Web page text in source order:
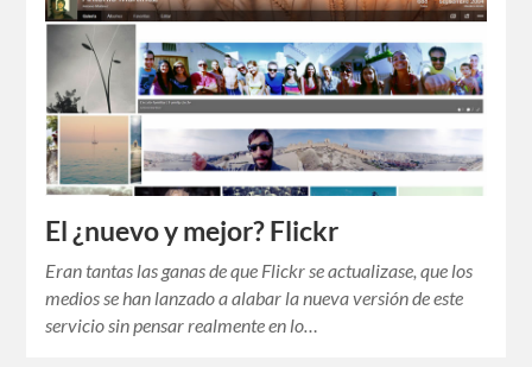
El ¿nuevo y mejor? Flickr
Eran tantas las ganas de que Flickr se actualizase, que los
medios se han lanzado a alabar la nueva versión de este
servicio sin pensar realmente en lo…